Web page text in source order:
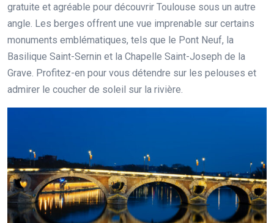
gratuite et agréable pour découvrir Toulouse sous un autre
angle. Les berges offrent une vue imprenable sur certains
monuments emblématiques, tels que le Pont Neuf, la
Basilique Saint-Sernin et la Chapelle Saint-Joseph de la
Grave. Profitez-en pour vous détendre sur les pelouses et
admirer le coucher de soleil sur la rivière.